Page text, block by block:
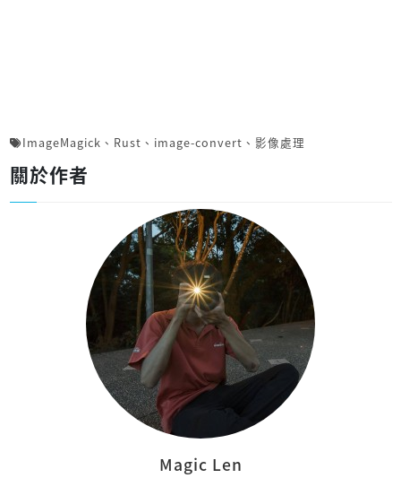
ImageMagick 、 Rust 、 image-convert 、 影像處理
關於作者
Magic Len